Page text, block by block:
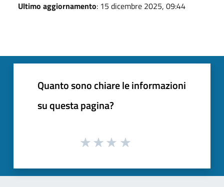
Ultimo aggiornamento: 15 dicembre 2025, 09:44
Quanto sono chiare le informazioni
su questa pagina?